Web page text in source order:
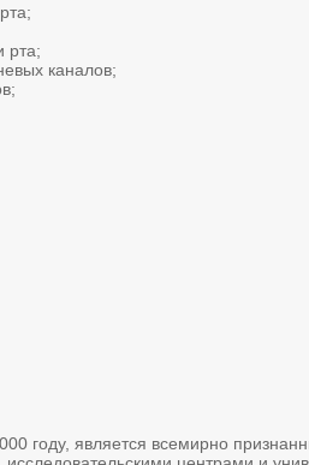
рта;
каналов;
году, является всемирно